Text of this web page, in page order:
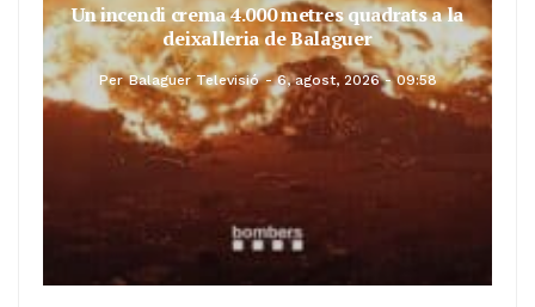
Un incendi crema 4.000 metres quadrats a la
deixalleria de Balaguer
Per Balaguer Televisió 6, agost, 2026 - 09:58